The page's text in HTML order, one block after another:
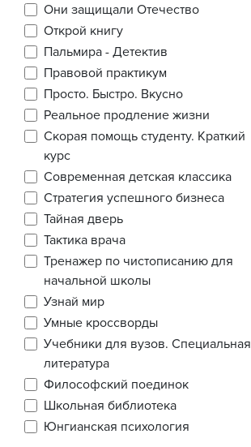
Они защищали Отечество
Открой книгу
Пальмира - Детектив
Правовой практикум
Просто. Быстро. Вкусно
Реальное продление жизни
Скорая помощь студенту. Краткий
курс
Современная детская классика
Стратегия успешного бизнеса
Тайная дверь
Тактика врача
Тренажер по чистописанию для
начальной школы
Узнай мир
Умные кроссворды
Учебники для вузов. Специальная
литература
Философский поединок
Школьная библиотека
Юнгианская психология